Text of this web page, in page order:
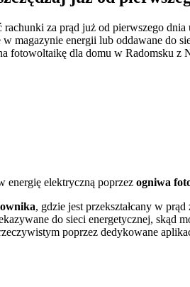
za prąd już od pierwszego
magazynie energii lub oddawane
fotowoltaikę dla domu w Radomsku
energię elektryczną poprzez ogniwa
, gdzie jest przekształcany w
do sieci energetycznej, skąd
poprzez dedykowane